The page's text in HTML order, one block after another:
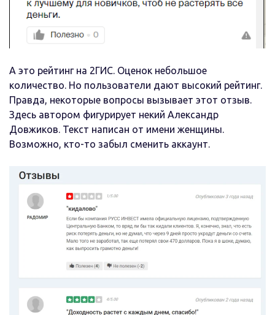
А это рейтинг на 2ГИС. Оценок небольшое
количество. Но пользователи дают высокий рейтинг.
Правда, некоторые вопросы вызывает этот отзыв.
Здесь автором фигурирует некий Александр
Довжиков. Текст написан от имени женщины.
Возможно, кто-то забыл сменить аккаунт.